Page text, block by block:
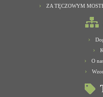
ZA TĘCZOWYM
O